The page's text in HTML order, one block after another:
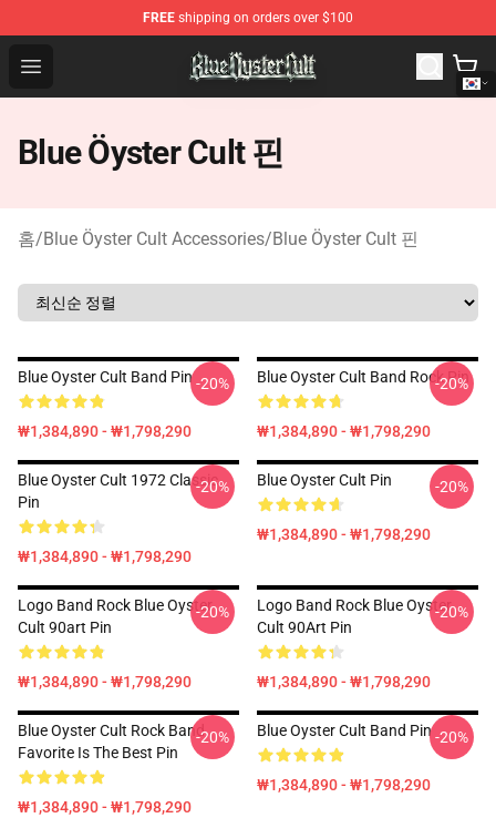
FREE shipping on orders over $100
Open menu
Blue Öyster Cult Store - Official Blue Öyster Cult
Blue Öyster Cult 핀
홈/Blue Öyster Cult Accessories/Blue Öyster Cult 핀
Blue Oyster Cult Band Pin
₩1,384,890 - ₩1,798,290
-20% Blue Oyster Cult Band Rock Pin
₩1,384,890 - ₩1,798,290
-20%
Blue Oyster Cult 1972 Classic
Pin
₩1,384,890 - ₩1,798,290
-20% Blue Oyster Cult Pin
₩1,384,890 - ₩1,798,290
-20%
Logo Band Rock Blue Oyster
Cult 90art Pin
₩1,384,890 - ₩1,798,290
-20%
Logo Band Rock Blue Oyster
Cult 90Art Pin
₩1,384,890 - ₩1,798,290
-20%
Blue Oyster Cult Rock Band
Favorite Is The Best Pin
₩1,384,890 - ₩1,798,290
-20% Blue Oyster Cult Band Pin
₩1,384,890 - ₩1,798,290
-20%